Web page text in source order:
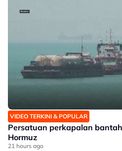
VIDEO TERKINI & POPULAR
Persatuan perkapalan
Hormuz
21 hours ago